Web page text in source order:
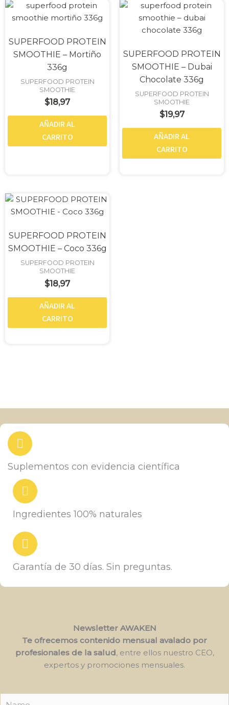
SUPERFOOD PROTEIN
SMOOTHIE – Mortiño
336g
SUPERFOOD PROTEIN
SMOOTHIE
$18,97
AÑADIR AL
CARRITO
SUPERFOOD PROTEIN
SMOOTHIE – Dubai
Chocolate 336g
SUPERFOOD PROTEIN
SMOOTHIE
$19,97
AÑADIR AL
CARRITO
SUPERFOOD PROTEIN
SMOOTHIE – Coco 336g
SUPERFOOD PROTEIN
SMOOTHIE
$18,97
AÑADIR AL
CARRITO
Suplementos con evidencia científica
Ingredientes 100% naturales
Garantía de 30 días. Sin preguntas.
Newsletter AWAKEN
Te ofrecemos contenido mensual avalado por
profesionales de la salud, entre ellos nuestro CEO,
expertos y promociones mensuales.